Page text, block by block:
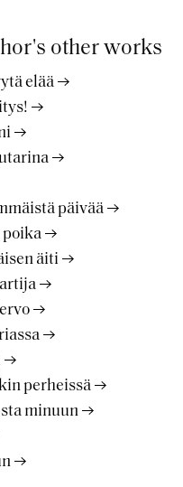
other works
elää
päivää
äiti
perheissä
minuun